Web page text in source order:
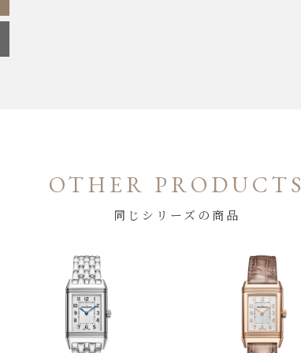
OTHER PRODUCTS
同じシリーズの商品